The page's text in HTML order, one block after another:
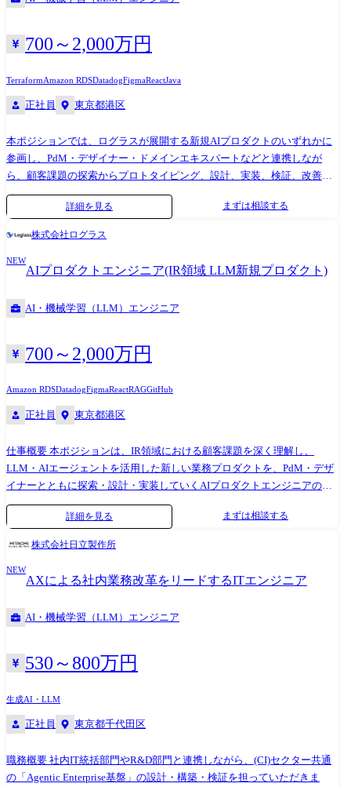
善・高度化が求められています。 当組織では、こうしたお客様ニーズに
推進を担う人財の体制強化を進めています。 また、全社方針として推進
している生成AIを活用した開発プロセスの変革や生産性向上にも取り組
かれており、ご経験やご志向に応じて配属領域を決定します。 ①中央省
国民向け)の開発/保守を担う、機能追加案件やサブシステム開発を担うリ
ーダ、アプリケーション構築の担当者に加え、将来構想の構築や提案活
動に関わるメンバを募集しています。 ご希望とタイミング次第では、提
案～開発～保守と、全工程に一気通貫で携わって頂くことも可能です。
<主な業務内容> ・制度改正や政策動向を踏まえたシステム開発、改修の
実現案検討および提案活動に係る業務 ・開発計画の立案および実行管理
件定義から総合試験までの工程全般に渡る開発業務 ・サービス開始後の
不具合対処や機能改善等の保守業務および運用統制 日々の業務イメージ
は以下の通りです。 ・顧客(システム部門、業務部門)の要望ヒアリング
や提案、要件調整や報告等の打ち合わせ、会議への参加 ・メンバ(先輩、
題検討等の社内打ち合わせ、会議への参加 ・テスト環境、商用環境での
テスト実施や不具合解析等のマシン操作作業 ・その他間接業務(職場改善
やイベント開催に関する作業、社内施策、組織施策への参加、社内資格
SpringBoot OS:Windows、Linux データベース:SAP ASE、Oracle、
Systemwalker コミュニケーションツール:Microsoft Teams その
他:Weblogic、Tomcat、Interstage Application Server、Interstage List
Creator ②生成AI活用による開発生産性向上推進 生成AIを活用した開発生
産性向上を目的に、既存のAIアセットを評価・検証し、受託案件のシス
テム開発プロセスへ導入・定着させる役割を担います。 現場での開発業
務理解をもとに、AIツールやアセットの有効性を検証し、実業務への適
設計～製造～テスト～運用)におけるAI活用領域の検討 ・各種生成AIアセ
ット(Copilot、SmartCopilot、RAGchat 等)の選定・検証・評価 ・有効な
アセットの導入支援および定着化に向けた課題整理・改善提案 ・検証結
果のドキュメンテーション、社内共有・展開支援 ・検証作業メンバ(協力
織・品質管理・企画)との連携、推進支援 <技術環境> 生成AI:GitHub
JavaScript、TypeScript、COBOL、Spring、SpringBoot クラウド:Azure、
700～2,000万円
TerraformAmazon RDSDatadogFigmaReactJava
正社員 東京都港区
本ポジションでは、ログラスが展開する新規AIプロダクトのいずれかに
参画し、PdM・デザイナー・ドメインエキスパートなどと連携しなが
ら、顧客課題の探索からプロトタイピング、設計、実装、検証、改善ま
でを一気通貫で担っていただきます。 単に決められた仕様を実装するの
ではなく、顧客との対話を通じて業務や課題を理解し、LLM・AIエージ
ェントをどのように組み込めば新しい価値を実現できるかを考え、実際
が速く、最初から完成された正解が存在しない領域ではありません。 そ
のため、精緻な仕様を長期間かけて実装するよりも、顧客の業務を理解
し、短期間でプロトタイプを作り、実際の利用を通じて仮説を検証する
ことを重視しています。 プロダクトのフェーズや本人の強みに応じて、
など、担当範囲は柔軟に設計します。 領域を限定せず、プロダクトの価
値提供に必要な技術課題へ越境して取り組んでいただくことを期待して
しながら、顧客課題の探索からプロトタイピング、設計、実装、検証、
するのではなく、顧客との対話を通じて業務や課題を理解し、LLM・AI
エージェントをどのように組み込めば新しい価値を実現できるかを考
え、実際に動くプロダクトとして届ける役割です。 AIプロダクトは、技
術の進化が速く、最初から完成された正解が存在しない領域ではありま
せん。 そのため、精緻な仕様を長期間かけて実装するよりも、顧客の業
務を理解し、短期間でプロトタイプを作り、実際の利用を通じて仮説を
応じて、フロントエンド・バックエンド・AIアプリケーション・アーキ
テクチャなど、担当範囲は柔軟に設計します。 領域を限定せず、プロダ
クトの価値提供に必要な技術課題へ越境して取り組んでいただくことを
期待しています。 ●顧客課題の探索とプロダクト設計 顧客へのヒアリン
インエキスパートと連携したプロダクト体験の設計 顧客課題と技術的な
実現可能性を踏まえた機能要件・仕様の策定 プロトタイプを用いた仮説
検証と顧客フィードバックの収集 ●LLM・AIエージェントを活用したプ
ンプトエンジニアリング、コンテキスト設計、RAG等を活用した機能開
出力品質を評価する仕組みや評価指標の設計 精度・速度・コスト・再現
性を踏まえた継続的な改善 新しいモデルやAI技術の検証とプロダクトへ
詳細を見る まずは相談する
株式会社ログラス
NEW
AIプロダクトエンジニア(IR領域 LLM新規プロダクト)
AI・機械学習（LLM）エンジニア
700～2,000万円
Amazon RDSDatadogFigmaReactRAGGitHub
正社員 東京都港区
仕事概要 本ポジションは、IR領域における顧客課題を深く理解し、
LLM・AIエージェントを活用した新しい業務プロダクトを、PdM・デザ
イナーとともに探索・設計・実装していくAIプロダクトエンジニアのポ
ジションです。 開発対象となるLoglass AI IRは、投資家との対話という
非構造で文脈依存性の高い業務を扱います。 議事録、投資家情報、過去
いきます。 そのため、求められるのは、単にWebアプリケーションを実
装する力だけではありません。 顧客の業務を理解し、どこにAIを組み込
むべきか、どこは人間の判断を残すべきか、どのような体験であれば業
務に自然に組み込まれるのかを考えながら、プロダクトとして成立させ
携しながら、顧客ヒアリング、要件整理、プロトタイピング、実装、改
善を高速に回し、IR領域における新しいAIプロダクトのPMFを目指して
Q&A、社内報告、開示資料、投資家情報管理などの業務理解 └PdM・デ
ントを活用したプロダクト設計・実装 └LLMを活用した要約、抽出、分
類、検索、レポート生成などの機能設計 └プロンプト設計、コンテキス
詳細を見る まずは相談する
株式会社日立製作所
NEW
AXによる社内業務改革をリードするITエンジニア
AI・機械学習（LLM）エンジニア
530～800万円
生成AI・LLM
正社員 東京都千代田区
職務概要 社内IT統括部門やR&D部門と連携しながら、(CI)セクター共通
の「Agentic Enterprise基盤」の設計・構築・検証を担っていただきま